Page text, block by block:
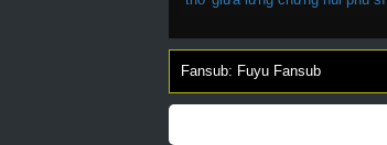
Fansub: Fuyu Fansub